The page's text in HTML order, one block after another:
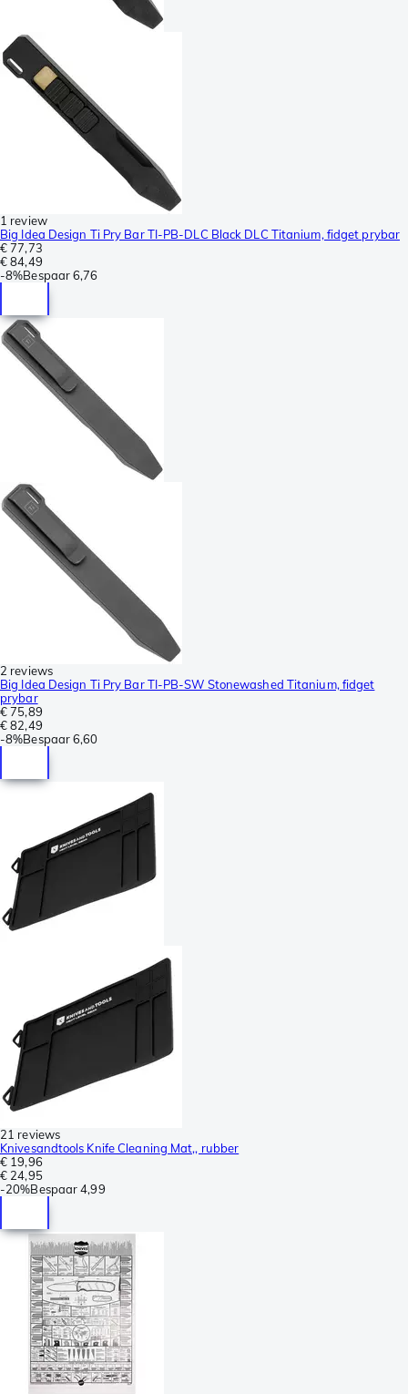
1 review
Big Idea Design Ti Pry Bar TI-PB-DLC Black DLC Titanium, fidget prybar
€ 77,73
€ 84,49
-8%Bespaar6,76
2 reviews
Big Idea Design Ti Pry Bar TI-PB-SW Stonewashed Titanium, fidget
prybar
€ 75,89
€ 82,49
-8%Bespaar6,60
21 reviews
Knivesandtools Knife Cleaning Mat,, rubber
€ 19,96
€ 24,95
-20%Bespaar 4,99